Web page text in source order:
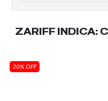
ZARIFF INDICA:
20% OFF